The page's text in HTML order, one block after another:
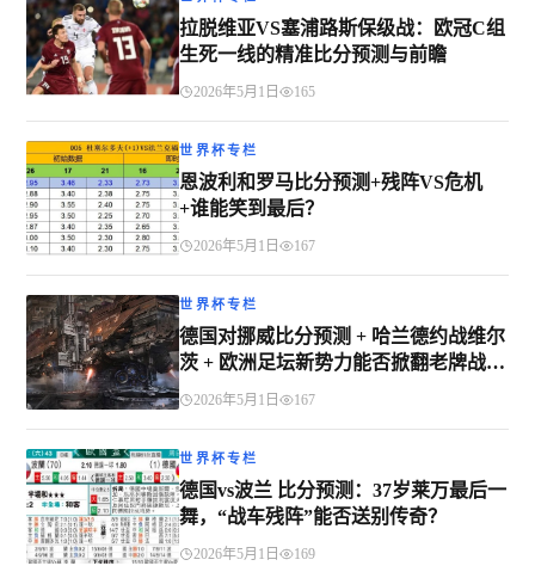
拉脱维亚VS塞浦路斯保级战：欧冠C组
生死一线的精准比分预测与前瞻
2026年5月1日 165
世界杯专栏
恩波利和罗马比分预测+残阵VS危机
+谁能笑到最后？
2026年5月1日 167
世界杯专栏
德国对挪威比分预测 + 哈兰德约战维尔
茨 + 欧洲足坛新势力能否掀翻老牌战
2026年5月1日 167
世界杯专栏
德国vs波兰 比分预测：37岁莱万最后一
舞，“战车残阵”能否送别传奇？
2026年5月1日 169